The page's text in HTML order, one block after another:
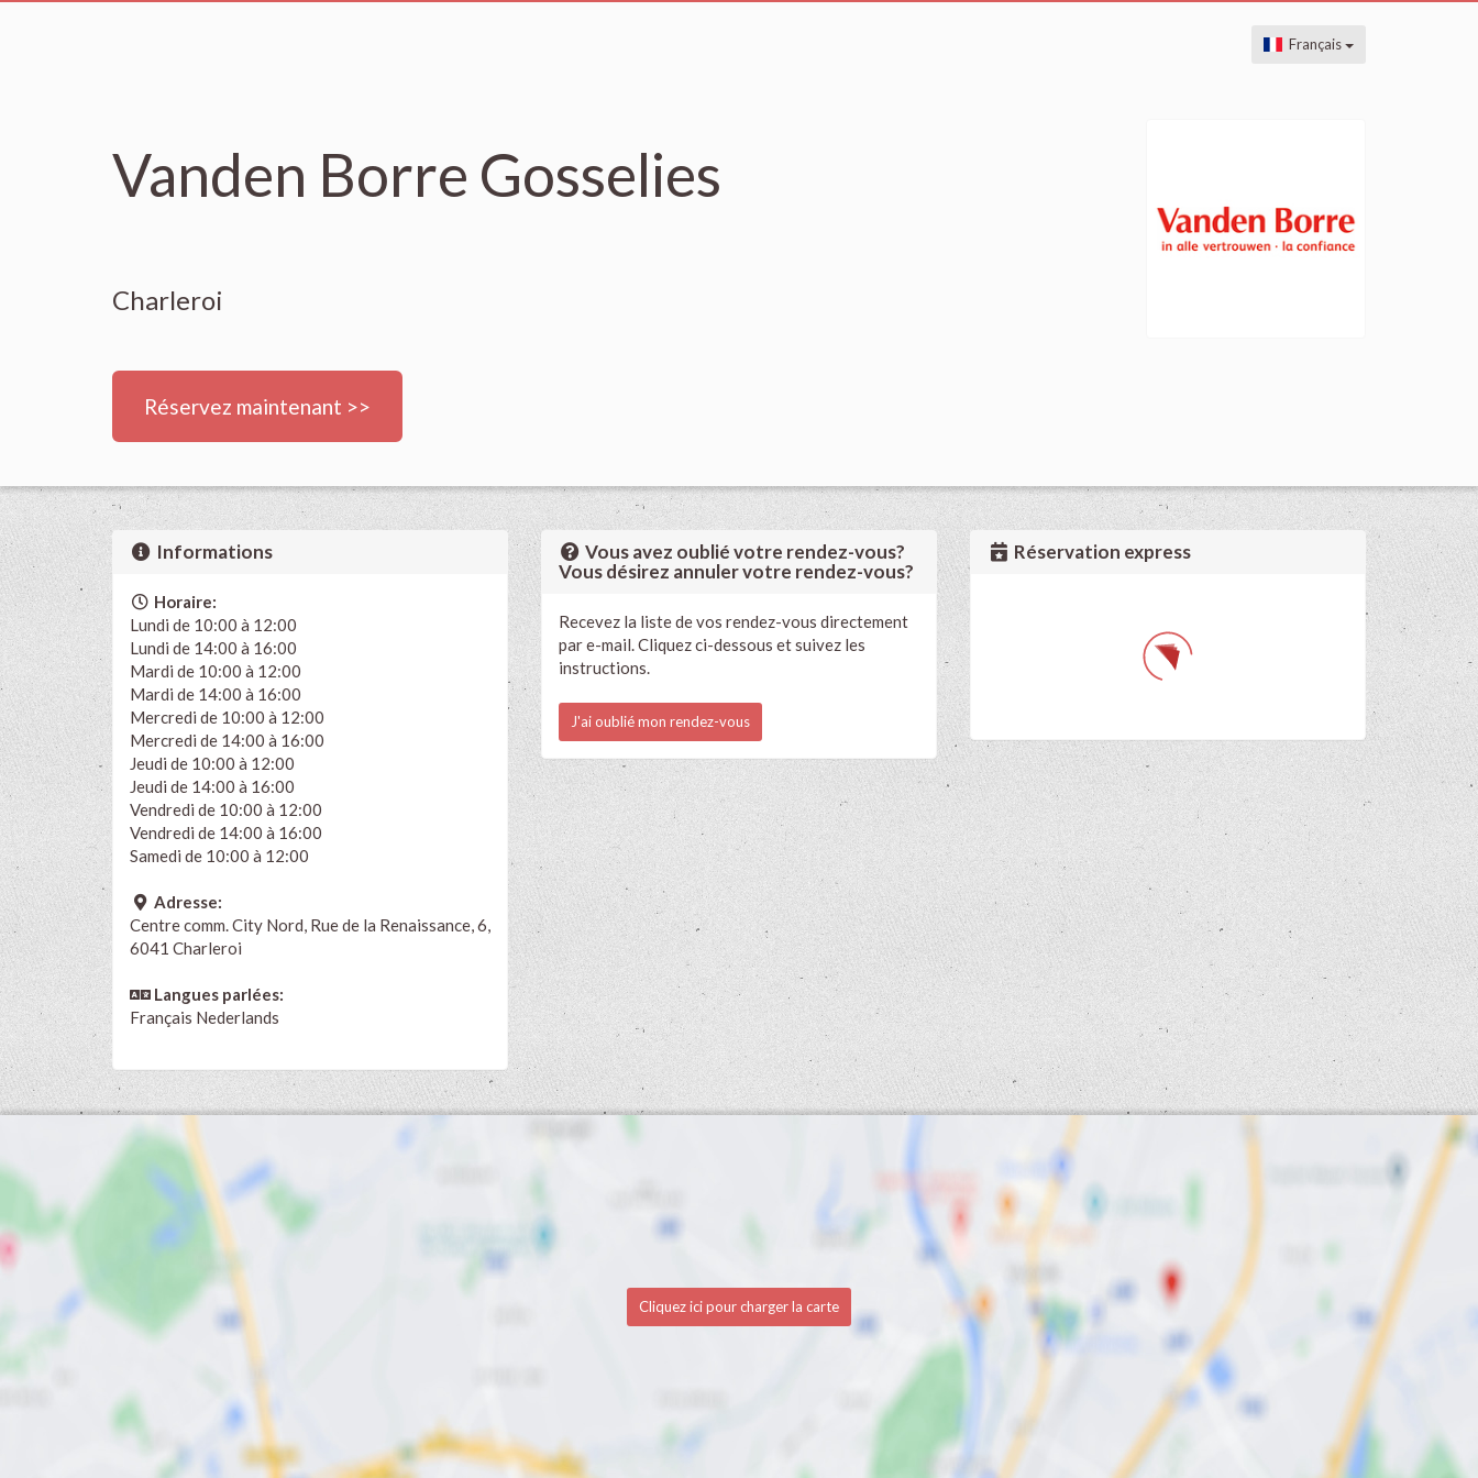
Français
Vanden Borre Gosselies
Charleroi
Réservez maintenant >>
Informations
Horaire:
Lundi de 10:00 à 12:00
Lundi de 14:00 à 16:00
Mardi de 10:00 à 12:00
Mardi de 14:00 à 16:00
Mercredi de 10:00 à 12:00
Mercredi de 14:00 à 16:00
Jeudi de 10:00 à 12:00
Jeudi de 14:00 à 16:00
Vendredi de 10:00 à 12:00
Vendredi de 14:00 à 16:00
Samedi de 10:00 à 12:00
Adresse:
Centre comm. City Nord, Rue de la Renaissance, 6,
6041 Charleroi
Langues parlées:
Français Nederlands
Vous avez oublié votre rendez-vous?
Vous désirez annuler votre rendez-vous?
Recevez la liste de vos rendez-vous directement
par e-mail. Cliquez ci-dessous et suivez les
instructions.
J'ai oublié mon rendez-vous
Réservation express
Cliquez ici pour charger la carte